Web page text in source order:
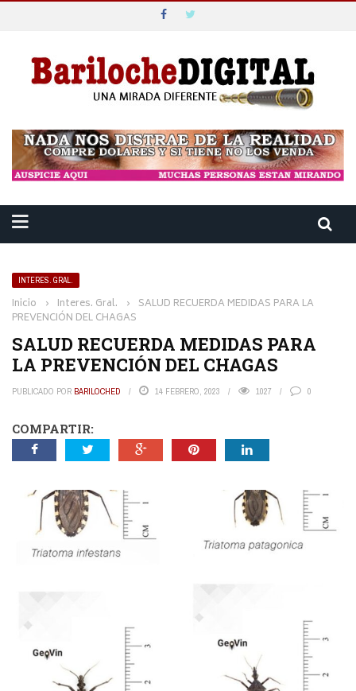
INTERES. GRAL.
Inicio › Interes. Gral. › SALUD RECUERDA MEDIDAS PARA LA
PREVENCIÓN DEL CHAGAS
SALUD RECUERDA MEDIDAS PARA
LA PREVENCIÓN DEL CHAGAS
PUBLICADO POR BARILOCHED 14 FEBRERO, 2023 1027 0
COMPARTIR: